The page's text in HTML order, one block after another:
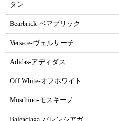
タン
Bearbrick-ベアブリック
Versace-ヴェルサーチ
Adidas-アディダス
Off White-オフホワイト
Moschino-モスキーノ
Balenciaga-バレンシアガ